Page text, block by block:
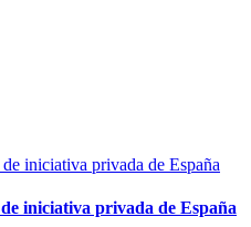
iniciativa privada de España